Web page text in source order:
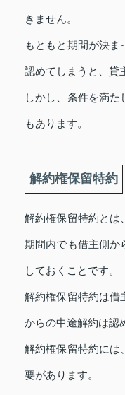
きません。
もともと期間が決
認めてしまうと、貸
しかし、条件を満
もあります。
解約権保留特約
解約権保留特約とは
期間内でも借主側か
しておくことです。
解約権保留特約は借
からの中途解約は認
解約権保留特約には
要があります。